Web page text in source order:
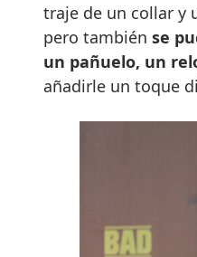
traje de un collar y
pero también se
un pañuelo, un
añadirle un toque